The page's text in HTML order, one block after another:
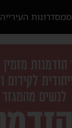
ממסדרונות העירייה